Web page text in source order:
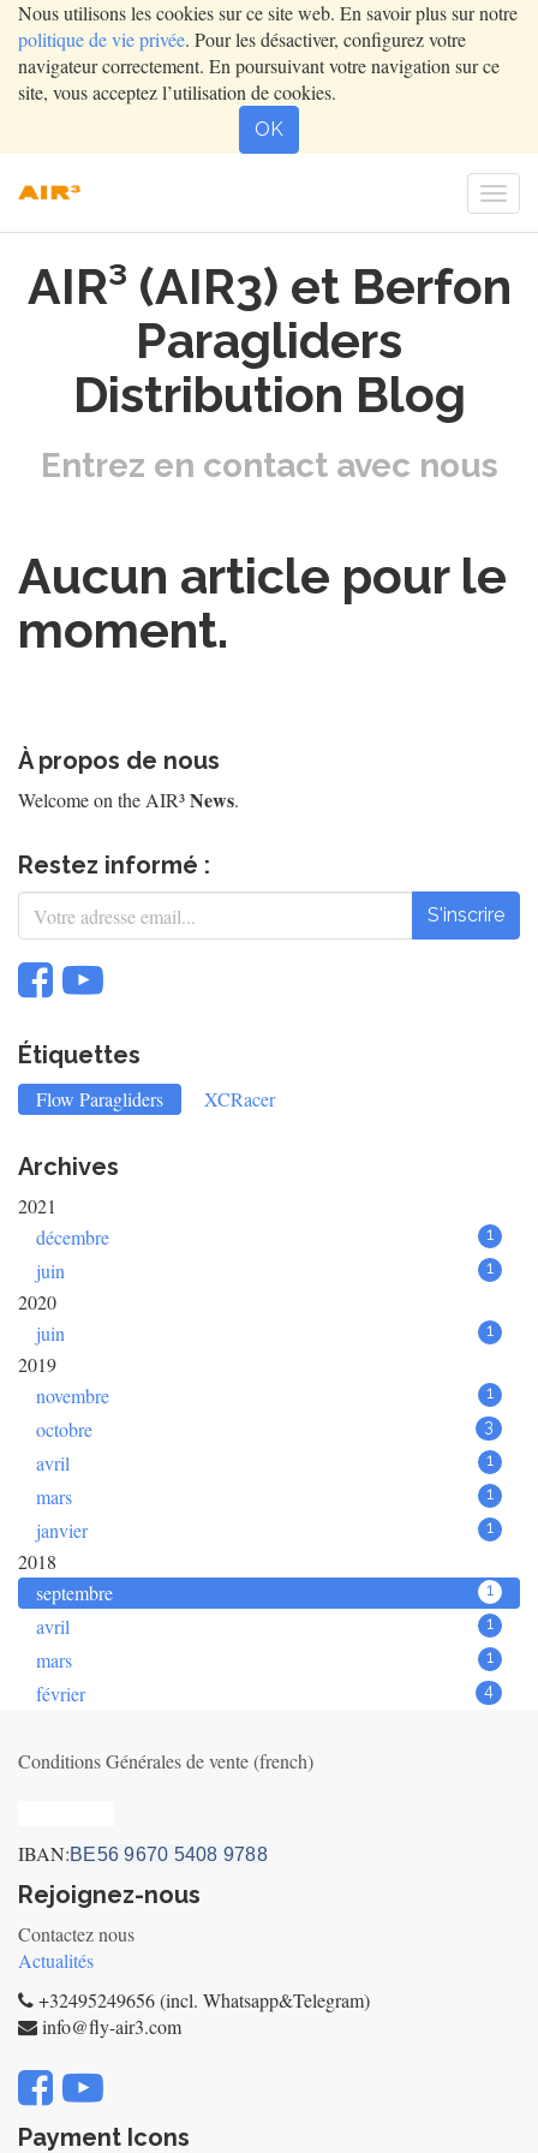
Nous utilisons les cookies sur ce site web. En savoir plus sur notre
politique de vie privée. Pour les désactiver, configurez votre
navigateur correctement. En poursuivant votre navigation sur ce
site, vous acceptez l’utilisation de cookies.
OK
AIR³ (AIR3) et Berfon
Paragliders
Distribution Blog
Entrez en contact avec nous
Aucun article pour le
moment.
À propos de nous
Welcome on the AIR³News.
Restez informé :
S'inscrire
Étiquettes
Flow Paragliders XCRacer
Archives
2021
décembre
1
juin 1
2020
juin
1
2019
novembre
1
octobre 3
avril 1
mars 1
janvier 1
2018
septembre
1
avril 1
mars 1
février 4
Conditions Générales de vente (french)
IBAN:BE56 9670 5408 9788
Rejoignez-nous
Contactez nous
Actualités
+32495249656 (incl. Whatsapp&Telegram)
info@fly-air3.com
Payment Icons